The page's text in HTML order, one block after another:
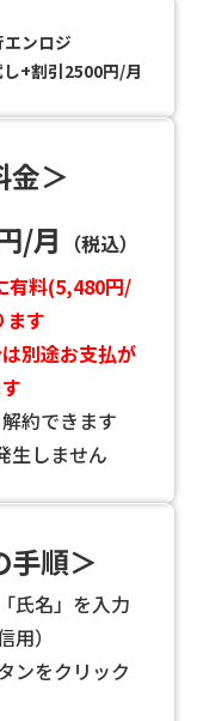
ンロジ
+割引2500円/月
金＞
/月
（税込）
有料(5,480円/
ます
別途お支払が
約できます
生しません
手順＞
氏名」を入力
）
ンをクリック